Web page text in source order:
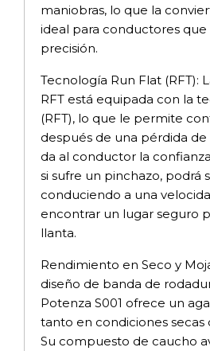
maniobras, lo que la
ideal para conductores
precisión.
Tecnología Run Flat (RFT):
RFT está equipada con la
(RFT), lo que le permite
después de una pérdida de
da al conductor la
si sufre un pinchazo, podrá
conduciendo a una
encontrar un lugar seguro
llanta.
Rendimiento en Seco y
diseño de banda de
Potenza S001 ofrece un
tanto en condiciones secas
Su compuesto de caucho